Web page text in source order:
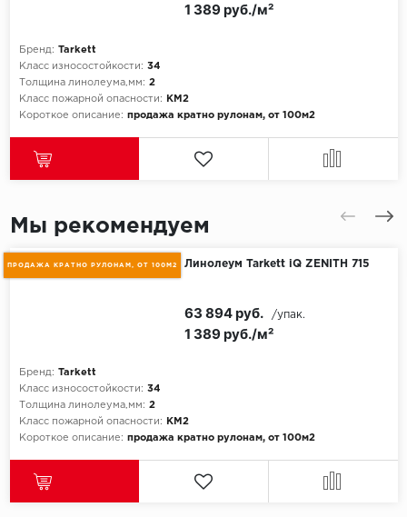
Бренд: Tarkett
Класс износостойкости: 34
Толщина линолеума,мм: 2
Класс пожарной опасности:
КМ2
Короткое описание: продажа кратно рулонам, от 100м2
1 389 руб./м²
Мы рекомендуем
ПРОДАЖА КРАТНО РУЛОНАМ, ОТ 100М2 Линолеум Tarkett iQ ZENITH 715
Бренд: Tarkett
Класс износостойкости: 34
Толщина линолеума,мм: 2
Класс пожарной опасности:
КМ2
Короткое описание: продажа кратно рулонам, от 100м2
1 389 руб./м²
63 894 руб. /упак.